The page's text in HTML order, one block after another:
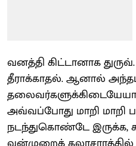
வனத்தி கிட்டானாக துருவ்.
தீராக்காதல். ஆனால் அந்தப்
அவ்வப்போது மாறி மாறி
நடந்துகொண்டே இருக்க,